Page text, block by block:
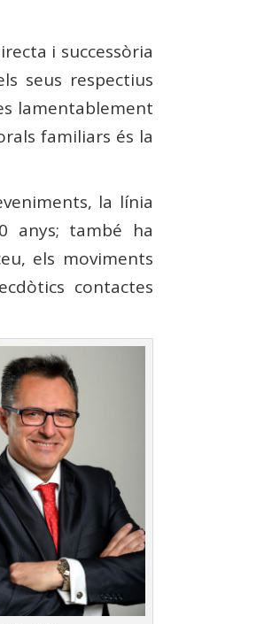
i successòria
seus respectius
lamentablement
familiars és la
la línia
anys; també ha
els moviments
contactes